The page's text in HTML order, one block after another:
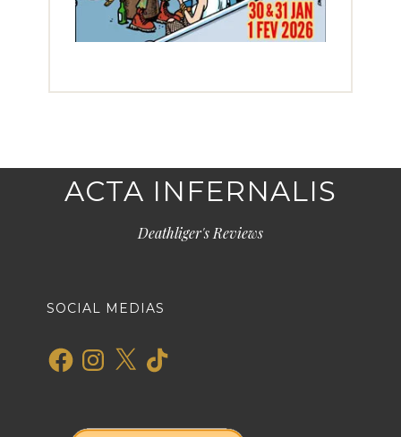
ACTA INFERNALIS
Deathliger's Reviews
SOCIAL MEDIAS
FacebookInstagram
X TikTok